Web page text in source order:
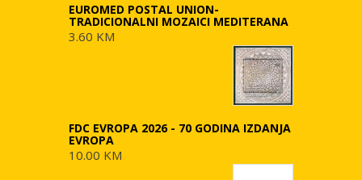
EUROMED POSTAL UNION-
TRADICIONALNI MOZAICI MEDITERANA
3.60 KM
FDC EVROPA 2026 - 70 GODINA IZDANJA
EVROPA
10.00 KM